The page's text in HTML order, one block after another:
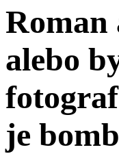
Roman
alebo
je